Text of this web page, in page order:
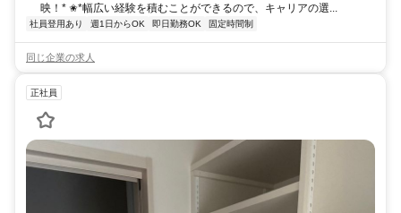
映！* ✬*幅広い経験を積むことができるので、キャリアの選...
社員登用あり 週1日からOK 即日勤務OK 固定時間制
同じ企業の求人
正社員